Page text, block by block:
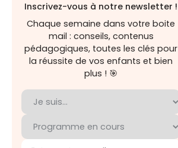
Inscrivez-vous à notre newsletter !
Chaque semaine dans votre boite
mail : conseils, contenus
pédagogiques, toutes les clés pour
la réussite de vos enfants et bien
plus ! 🎯